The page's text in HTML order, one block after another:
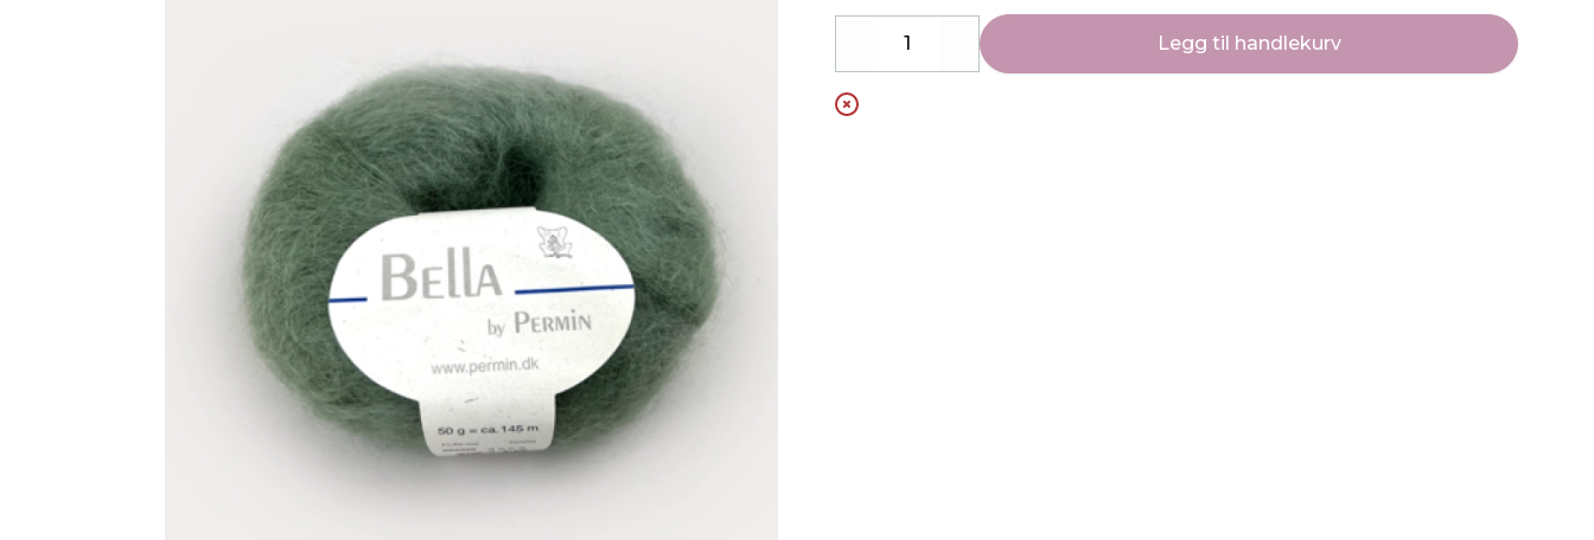
Decrease Increase
Legg til handlekurv